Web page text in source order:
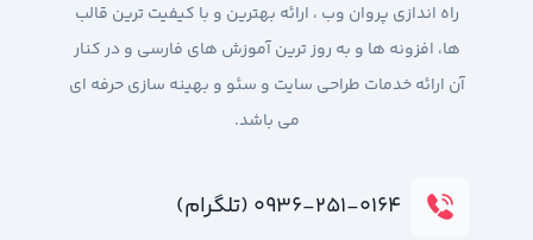
راه اندازی پروان وب ، ارائه بهترین و با کیفیت ترین قالب
ها، افزونه ها و به روز ترین آموزش های فارسی و در کنار
آن ارائه خدمات طراحی سایت و سئو و بهینه سازی حرفه ای
می باشد.
۰۹۳۶-۲۵۱-۰۱۶۴ (تلگرام)